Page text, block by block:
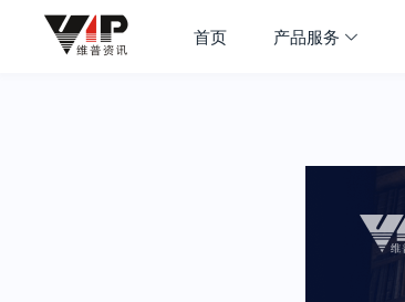
首页 产品服务